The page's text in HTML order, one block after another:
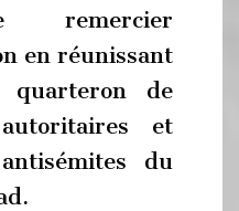
remercier
en réunissant
quarteron de
et
du